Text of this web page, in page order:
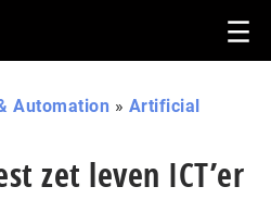
Automation » Artificial
zet leven ICT’er